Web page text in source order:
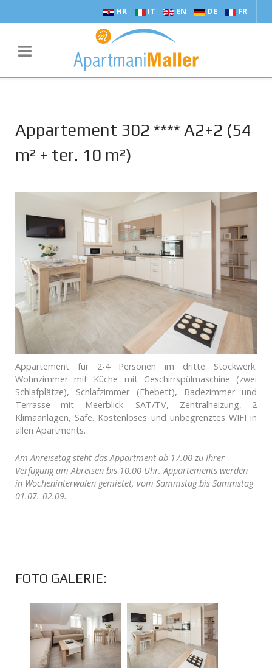
HR IT EN DE FR
Appartement 302 **** A2+2 (54
m² + ter. 10 m²)
Appartement für 2-4 Personen im dritte Stockwerk.
Wohnzimmer mit Küche mit Geschirrspülmaschine (zwei
Schlafplätze), Schlafzimmer (Ehebett), Badezimmer und
Terrasse mit Meerblick. SAT/TV, Zentralheizung, 2
Klimaanlagen, Safe. Kostenloses und unbegrenztes WIFI in
allen Apartments.
Am Anreisetag steht das Appartment ab 17.00 zu Ihrer
Verfügung am Abreisen bis 10.00 Uhr. Appartements werden
in Wocheninterwalen gemietet, vom Sammstag bis Sammstag
01.07.-02.09.
FOTO GALERIE: